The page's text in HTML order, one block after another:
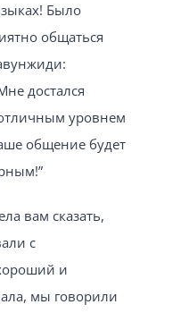
Было
общаться
достался
уровнем
общение будет
вам сказать,
с
и
мы говорили